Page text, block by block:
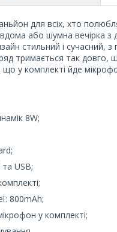
для всіх, хто
або шумна вечірка з
стильний і сучасний,
тримається так
у комплекті йде
8W;
USB;
800mAh;
у комплекті;